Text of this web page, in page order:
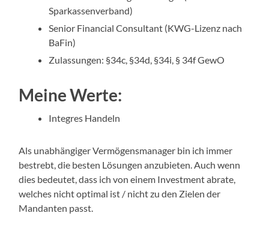
Sparkassenverband)
Senior Financial Consultant (KWG-Lizenz nach
BaFin)
Zulassungen: §34c, §34d, §34i, § 34f GewO
Meine Werte:
Integres Handeln
Als unabhängiger Vermögensmanager bin ich immer
bestrebt, die besten Lösungen anzubieten. Auch wenn
dies bedeutet, dass ich von einem Investment abrate,
welches nicht optimal ist / nicht zu den Zielen der
Mandanten passt.